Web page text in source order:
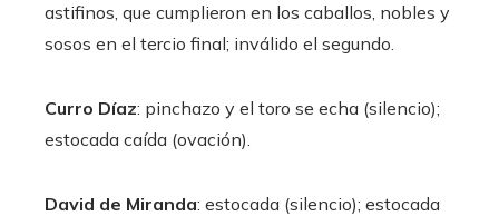
astifinos, que cumplieron en los caballos, nobles y
sosos en el tercio final; inválido el segundo.
Curro Díaz: pinchazo y el toro se echa (silencio);
estocada caída (ovación).
David de Miranda: estocada (silencio); estocada